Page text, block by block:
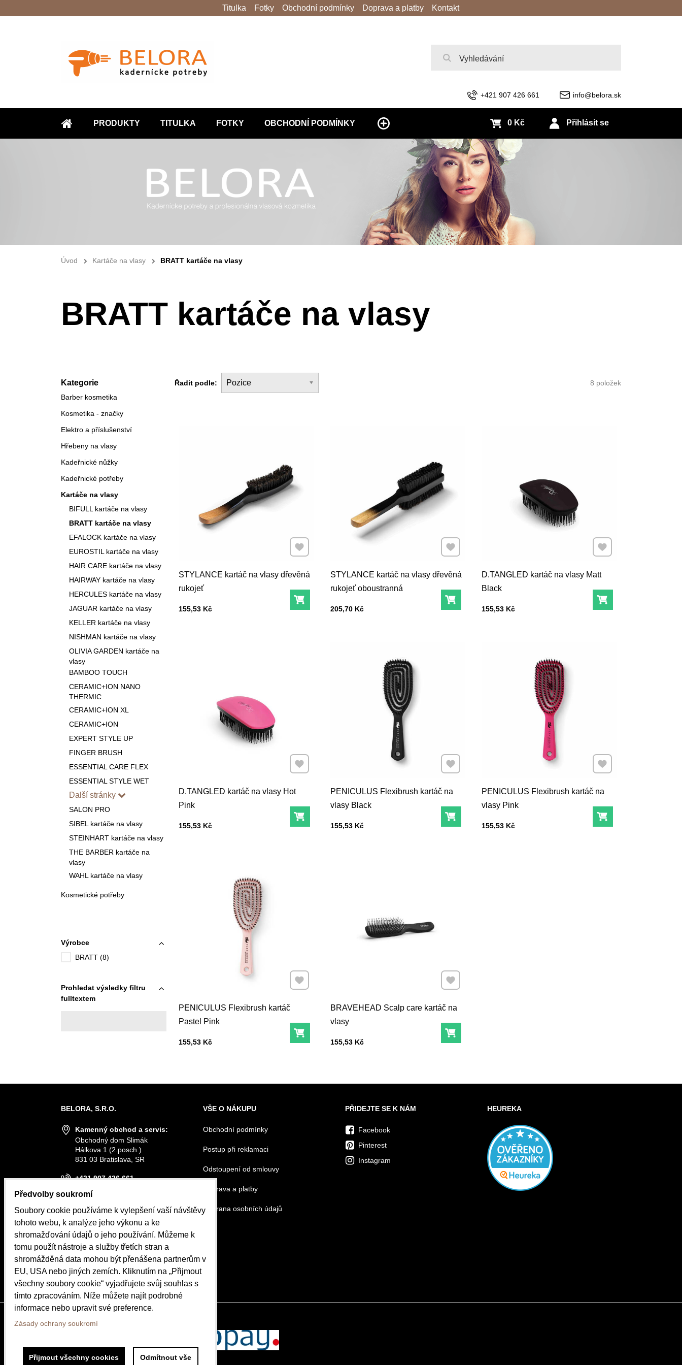
ÚVOD
PRODUKTY TITULKA FOTKY OBCHODNÍ PODMÍNKY
+421 907 426 661 info@belora.sk
Přihlásit se
0 Kč
Titulka Fotky Obchodní podmínky Doprava a platby Kontakt
Úvod Kartáče na vlasy BRATT kartáče na vlasy
BRATT kartáče na vlasy
Řadit podle: Pozice 8 položek
STYLANCE kartáč na vlasy dřevěná
rukojeť
Cena s DPH
155,53 Kč Do košíku
Přidat k Oblíbeným
STYLANCE kartáč na vlasy dřevěná
rukojeť oboustranná
Cena s DPH
205,70 Kč Do košíku
Přidat k Oblíbeným
D.TANGLED kartáč na vlasy Matt
Black
Cena s DPH
155,53 Kč Do košíku
Přidat k Oblíbeným
D.TANGLED kartáč na vlasy Hot
Pink
Cena s DPH
155,53 Kč Do košíku
Přidat k Oblíbeným
PENICULUS Flexibrush kartáč na
vlasy Black
Cena s DPH
155,53 Kč Do košíku
Přidat k Oblíbeným
PENICULUS Flexibrush kartáč na
vlasy Pink
Cena s DPH
155,53 Kč Do košíku
Přidat k Oblíbeným
PENICULUS Flexibrush kartáč
Pastel Pink
Cena s DPH
155,53 Kč Do košíku
Přidat k Oblíbeným
BRAVEHEAD Scalp care kartáč na
vlasy
Cena s DPH
155,53 Kč Do košíku
Přidat k Oblíbeným
Kategorie
Barber kosmetika
Kosmetika - značky
Elektro a příslušenství
Hřebeny na vlasy
Kadeřnické nůžky
Kadeřnické potřeby
Kartáče na vlasy
BIFULL kartáče na vlasy
BRATT kartáče na vlasy
EFALOCK kartáče na vlasy
EUROSTIL kartáče na vlasy
HAIR CARE kartáče na vlasy
HAIRWAY kartáče na vlasy
HERCULES kartáče na vlasy
JAGUAR kartáče na vlasy
KELLER kartáče na vlasy
NISHMAN kartáče na vlasy
OLIVIA GARDEN kartáče na
vlasy
BAMBOO TOUCH
CERAMIC+ION NANO
THERMIC
CERAMIC+ION XL
CERAMIC+ION
EXPERT STYLE UP
FINGER BRUSH
ESSENTIAL CARE FLEX
ESSENTIAL STYLE WET
Další stránky
SALON PRO
SIBEL kartáče na vlasy
STEINHART kartáče na vlasy
THE BARBER kartáče na
vlasy
WAHL kartáče na vlasy
Kosmetické potřeby
Výrobce
BRATT (8)
Prohledat výsledky filtru
fulltextem
BELORA, S.R.O.
Kamenný obchod a servis:
Obchodný dom Slimák
Hálkova 1 (2.posch.)
831 03 Bratislava, SR
+421 907 426 661
info@belora.sk
Otevírací hodiny
Pondělí-Středa 8.30-16.00
Čtvrtek-Pátek 8.30-15.00
OBJEDNÁVKY
Stav objednávky
VŠE O NÁKUPU
Obchodní podmínky
Postup při reklamaci
Odstoupení od smlouvy
Doprava a platby
Ochrana osobních údajů
PŘIDEJTE SE K NÁM
Facebook
Pinterest
Instagram
HEUREKA
Předvolby soukromí
Soubory cookie používáme k vylepšení vaší návštěvy
tohoto webu, k analýze jeho výkonu a ke
shromažďování údajů o jeho používání. Můžeme k
tomu použít nástroje a služby třetích stran a
shromážděná data mohou být přenášena partnerům v
EU, USA nebo jiných zemích. Kliknutím na „Přijmout
všechny soubory cookie“ vyjadřujete svůj souhlas s
tímto zpracováním. Níže můžete najít podrobné
informace nebo upravit své preference.
Zásady ochrany soukromí
Přijmout všechny cookies Odmítnout vše